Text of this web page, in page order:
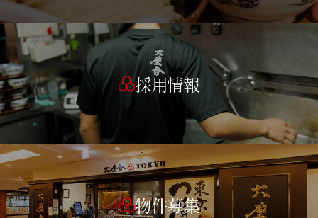
採用情報
物件募集